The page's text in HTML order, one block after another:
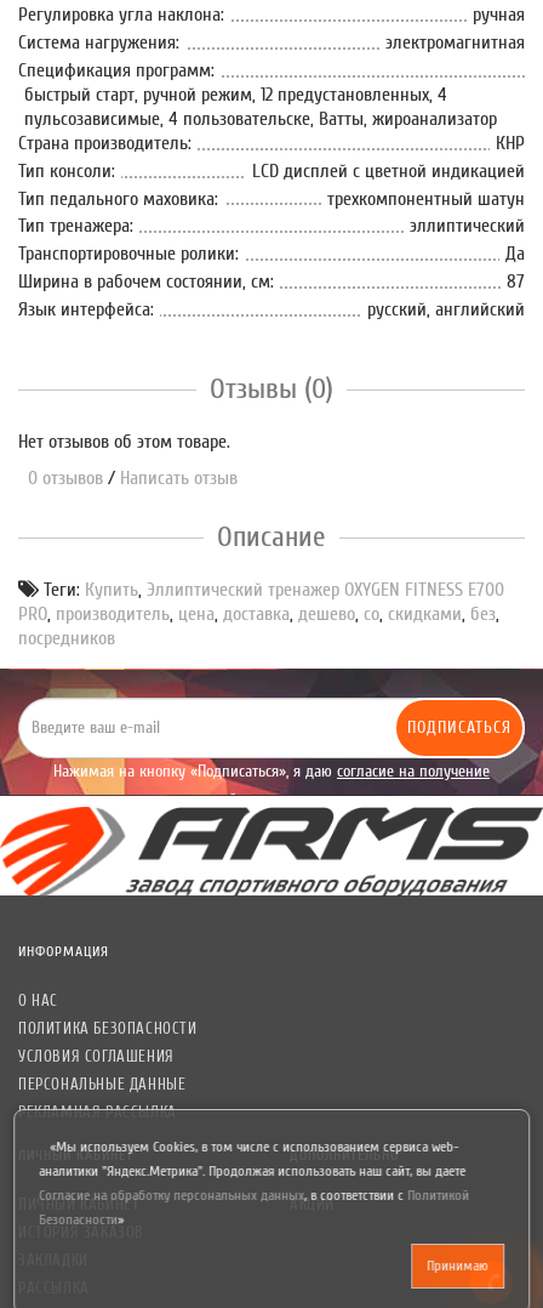
Регулировка угла наклона:
ручная
Система нагружения:
электромагнитная
Спецификация программ:
быстрый старт, ручной режим, 12 предустановленных, 4
пульсозависимые, 4 пользовательске, Ватты, жироанализатор
Страна производитель:
КНР
Тип консоли:
LCD дисплей с цветной индикацией
Тип педального маховика:
трехкомпонентный шатун
Тип тренажера:
эллиптический
Транспортировочные ролики:
Да
Ширина в рабочем состоянии, см:
87
Язык интерфейса:
русский, английский
Отзывы (0)
Нет отзывов об этом товаре.
0 отзывов / Написать отзыв
Описание
Теги: Купить Эллиптический тренажер OXYGEN FITNESS E700
PRO производитель цена доставка дешево со скидками без
посредников
ПОДПИСАТЬСЯ
Нажимая на кнопку «Подписаться», я даю согласие на получение
уведомлений рекламного характера.
ИНФОРМАЦИЯ
О НАС
ПОЛИТИКА БЕЗОПАСНОСТИ
УСЛОВИЯ СОГЛАШЕНИЯ
ПЕРСОНАЛЬНЫЕ ДАННЫЕ
РЕКЛАМНАЯ РАССЫЛКА
ЛИЧНЫЙ КАБИНЕТ
ЛИЧНЫЙ КАБИНЕТ
ДОПОЛНИТЕЛЬНО
АКЦИИ
«Мы используем Cookies, в том числе с использованием сервиса web-
аналитики "Яндекс.Метрика". Продолжая использовать наш сайт, вы даете
Согласие на обработку персональных данных,в соответствии с Политикой
Безопасности»
Принимаю